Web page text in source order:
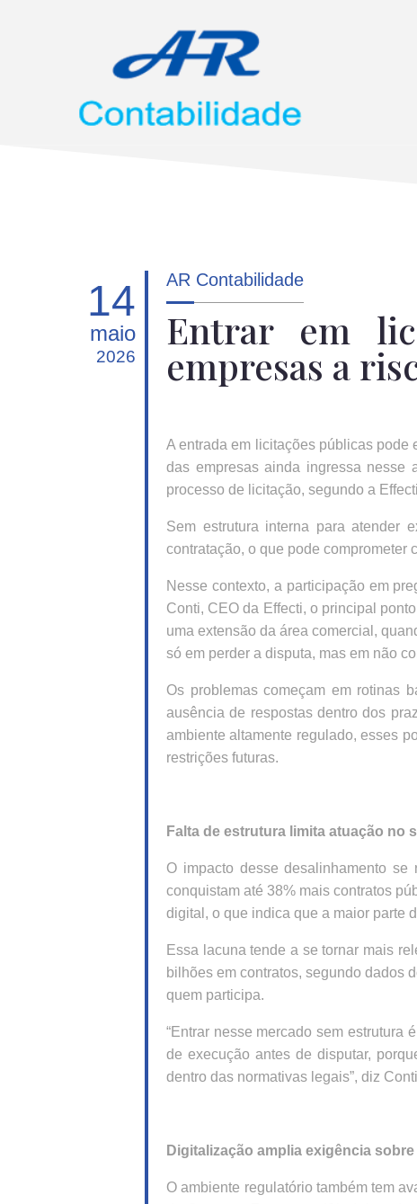
14
maio
2026
AR Contabilidade
Entrar em
empresas a
A entrada em licitações públicas pode
das empresas ainda ingressa nesse
processo de licitação, segundo a
Sem estrutura interna para atender
contratação, o que pode comprometer
Nesse contexto, a participação em
Conti, CEO da Effecti, o principal
uma extensão da área comercial,
só em perder a disputa, mas em não
Os problemas começam em rotinas
ausência de respostas dentro dos
ambiente altamente regulado, esses
restrições futuras.
Falta de estrutura limita atuação no
O impacto desse desalinhamento se
conquistam até 38% mais contratos
digital, o que indica que a maior parte
Essa lacuna tende a se tornar mais
bilhões em contratos, segundo dados
quem participa.
“Entrar nesse mercado sem estrutura
de execução antes de disputar,
dentro das normativas legais”, diz
Digitalização amplia exigência
O ambiente regulatório também tem